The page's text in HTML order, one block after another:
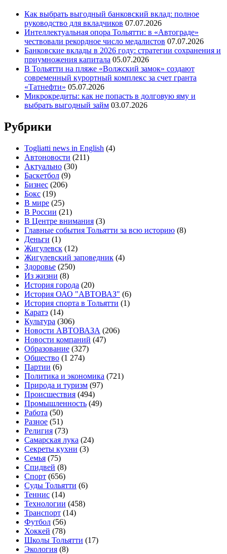
Как выбрать выгодный банковский вклад: полное
руководство для вкладчиков 07.07.2026
Интеллектуальная опора Тольятти: в «Автограде»
чествовали рекордное число медалистов 07.07.2026
Банковские вклады в 2026 году: стратегии сохранения и
приумножения капитала 05.07.2026
В Тольятти на пляже «Волжский замок» создают
современный курортный комплекс за счет гранта
«Татнефти» 05.07.2026
Микрокредиты: как не попасть в долговую яму и
выбрать выгодный займ 03.07.2026
Рубрики
Togliatti news in English (4)
Автоновости (211)
Актуально (30)
Баскетбол (9)
Бизнес (206)
Бокс (19)
В мире (25)
В России (21)
В Центре внимания (3)
Главные события Тольятти за всю историю (8)
Деньги (1)
Жигулевск (12)
Жигулевский заповедник (4)
Здоровье (250)
Из жизни (8)
История города (20)
История ОАО "АВТОВАЗ" (6)
История спорта в Тольятти (1)
Каратэ (14)
Культура (306)
Новости АВТОВАЗА (206)
Новости компаний (47)
Образование (327)
Общество (1 274)
Партии (6)
Политика и экономика (721)
Природа и туризм (97)
Происшествия (494)
Промышленность (49)
Работа (50)
Разное (51)
Религия (73)
Самарская лука (24)
Секреты кухни (3)
Семья (75)
Спидвей (8)
Спорт (656)
Суды Тольятти (6)
Теннис (14)
Технологии (458)
Транспорт (14)
Футбол (56)
Хоккей (78)
Школы Тольятти (17)
Экология (8)